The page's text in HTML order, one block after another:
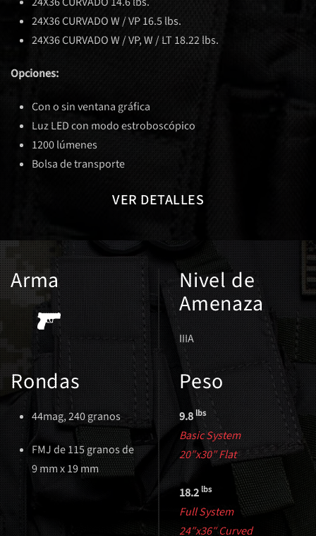
24X36 CURVADO W / VP 16.5 lbs.
24X36 CURVADO W / VP, W / LT 18.22 lbs.
Opciones:
Con o sin ventana gráfica
Luz LED con modo estroboscópico
1200 lúmenes
Bolsa de transporte
VER DETALLES
Arma Nivel de
Amenaza
IIIA
Rondas
44mag, 240 granos
FMJ de 115 granos de
9 mm x 19 mm
Peso
9.8lbs
Basic System
20″x30″ Flat
18.2 lbs
Full System
24″x36″ Curved